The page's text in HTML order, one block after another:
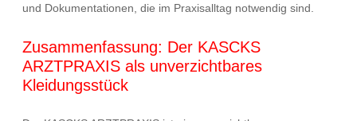
und Dokumentationen, die im Praxisalltag notwendig sind.
Zusammenfassung: Der KASCKS
ARZTPRAXIS als unverzichtbares
Kleidungsstück